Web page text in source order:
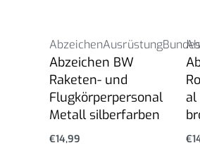
AbzeichenAusrüstung
Abzeichen BW
Raketen- und
Flugkörperpersonal
Metall silberfarben
€14,99
al
€